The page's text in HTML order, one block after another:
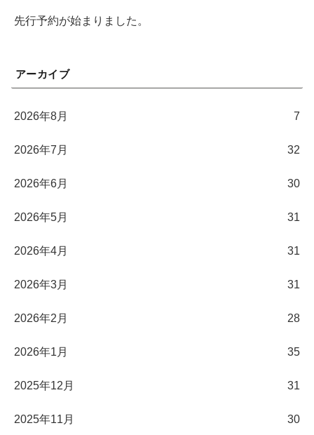
先行予約が始まりました。
アーカイブ
2026年8月 7
2026年7月 32
2026年6月 30
2026年5月 31
2026年4月 31
2026年3月 31
2026年2月 28
2026年1月 35
2025年12月 31
2025年11月 30